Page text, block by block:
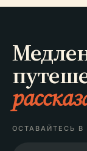
ОСТАВАЙТЕСЬ В